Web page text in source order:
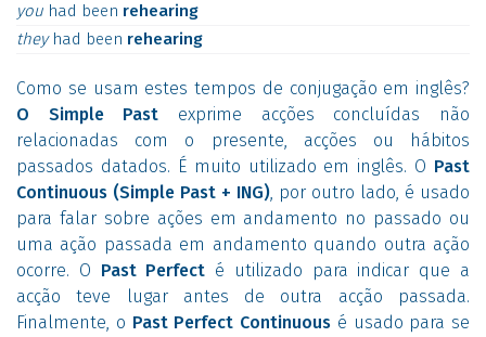
you had been rehearing
they had been rehearing
Como se usam estes tempos de conjugação em inglês?
O Simple Past exprime acções concluídas não
relacionadas com o presente, acções ou hábitos
passados datados. É muito utilizado em inglês. O Past
Continuous (Simple Past + ING), por outro lado, é usado
para falar sobre ações em andamento no passado ou
uma ação passada em andamento quando outra ação
ocorre. O Past Perfect é utilizado para indicar que a
acção teve lugar antes de outra acção passada.
Finalmente, o Past Perfect Continuous é usado para se